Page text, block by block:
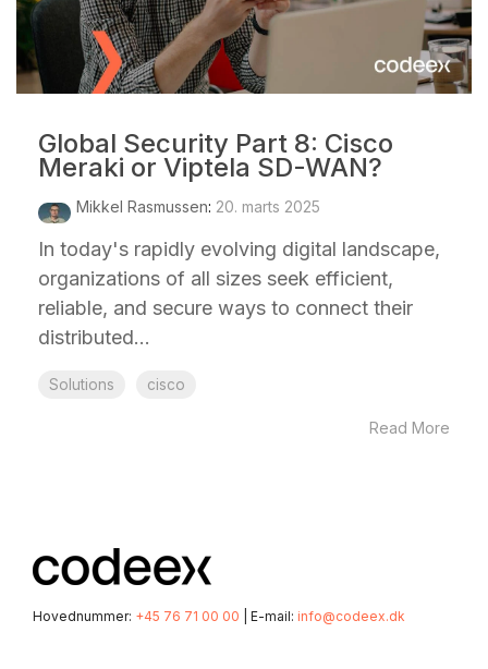
Global Security Part 8: Cisco
Meraki or Viptela SD-WAN?
Mikkel Rasmussen: 20. marts 2025
In today's rapidly evolving digital landscape,
organizations of all sizes seek efficient,
reliable, and secure ways to connect their
distributed...
Solutions cisco
Read More
Hovednummer: +45 76 71 00 00 | E-mail: info@codeex.dk